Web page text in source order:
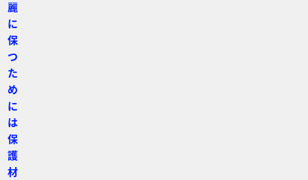
麗
に
保
つ
た
め
に
は
保
護
材